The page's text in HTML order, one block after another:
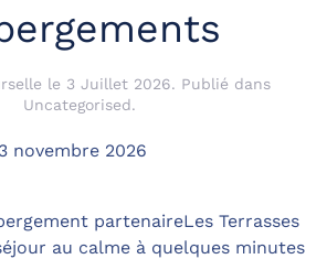
le 3 Juillet 2026. Publié dans
Uncategorised.
novembre 2026
partenaireLes Terrasses
au calme à quelques minutes